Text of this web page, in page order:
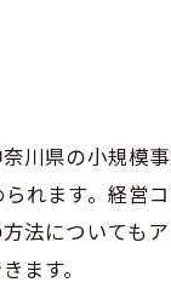
基盤強化を実
川県の小規模
ます。経営
法についても
ます。